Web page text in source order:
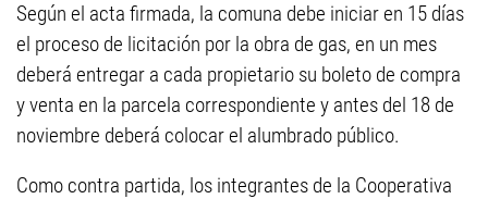
Según el acta firmada, la comuna debe iniciar en 15 días
el proceso de licitación por la obra de gas, en un mes
deberá entregar a cada propietario su boleto de compra
y venta en la parcela correspondiente y antes del 18 de
noviembre deberá colocar el alumbrado público.
Como contra partida, los integrantes de la Cooperativa